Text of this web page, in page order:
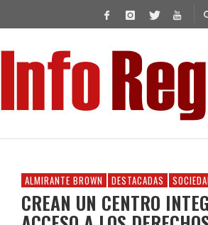
ALMIRANTE BROWN DESTACADAS
CREAN UN CENTRO